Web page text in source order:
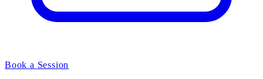
Book a Session